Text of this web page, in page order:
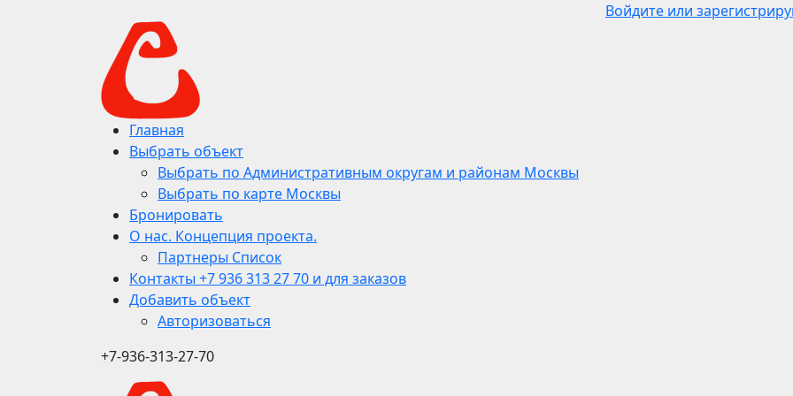
Войдите или
Главная
Выбрать объект
Выбрать по Административным округам и районам Москвы
Выбрать по карте Москвы
Бронировать
О нас. Концепция проекта.
Партнеры Список
Контакты +7 936 313 27 70 и для заказов
Добавить объект
Авторизоваться
+7-936-313-27-70